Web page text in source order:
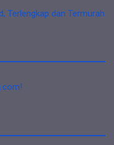
Terlengkap dan Termurah